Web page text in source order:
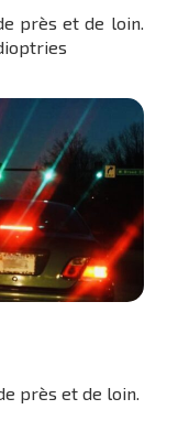
près et de loin.
près et de loin.